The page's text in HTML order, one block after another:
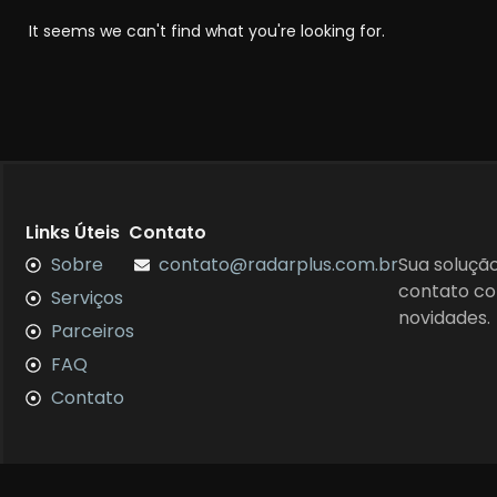
It seems we can't find what you're looking for.
Links Úteis Contato
Sobre
Serviços
Parceiros
FAQ
Contato
contato@radarplus.com.brSua
contato
novidades.